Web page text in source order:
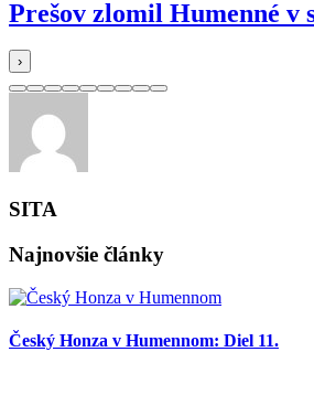
Prešov zlomil Humenné v
›
SITA
Najnovšie články
Český Honza v Humennom: Diel 11.